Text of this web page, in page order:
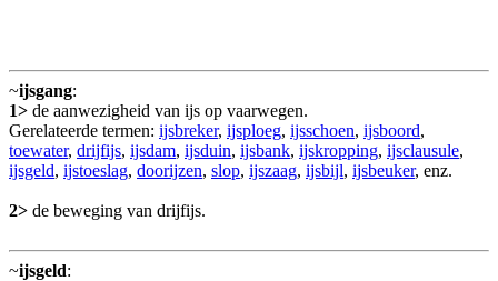
~ijsgang:
1> de aanwezigheid van ijs op vaarwegen.
Gerelateerde termen: ijsbreker, ijsploeg, ijsschoen, ijsboord,
toewater, drijfijs, ijsdam, ijsduin, ijsbank, ijskropping, ijsclausule,
ijsgeld, ijstoeslag, doorijzen, slop, ijszaag, ijsbijl, ijsbeuker, enz.
2> de beweging van drijfijs.
~ijsgeld: